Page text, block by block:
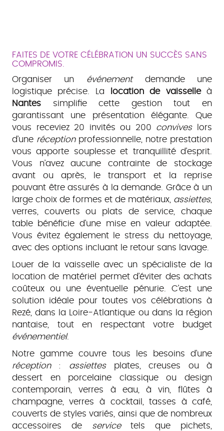
FAITES DE VOTRE CÉLÉBRATION UN SUCCÈS SANS
COMPROMIS.
Organiser un événementdemande une
logistique précise. La
location de vaisselleà
Nantessimplifie cette gestion tout en
garantissant une présentation élégante. Que
vous receviez 20 invités ou 200 conviveslors
d’une réceptionprofessionnelle, notre prestation
vous apporte souplesse et tranquillité d’esprit.
Vous n’avez aucune contrainte de stockage
avant ou après, le transport et la reprise
pouvant être assurés à la demande. Grâce à un
large choix de formes et de matériaux, assiettes,
verres, couverts ou plats de service, chaque
table bénéficie d’une mise en valeur adaptée.
Vous évitez également le stress du nettoyage,
avec des options incluant le retour sans lavage.
Louer de la vaisselle avec un spécialiste de la
location de matériel permet d’éviter des achats
coûteux ou une éventuelle pénurie. C’est une
solution idéale pour toutes vos célébrations à
Rezé, dans la Loire-Atlantique ou dans la région
nantaise, tout en respectant votre budget
événementiel.
Notre gamme couvre tous les besoins d’une
réception: assiettesplates, creuses ou à
dessert en porcelaine classique ou design
contemporain, verres à eau, à vin, flûtes à
champagne, verres à cocktail, tasses à café,
couverts de styles variés, ainsi que de nombreux
accessoires de servicetels que pichets,